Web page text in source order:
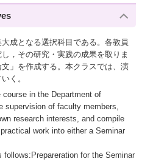
成となる選択科目である。各教員
，その研究・実践の成果を取りま
」を作成する。本クラスでは、演
く。
in the Department of
supervision of faculty members,
research interests, and compile
work into either a Seminar
for the Seminar